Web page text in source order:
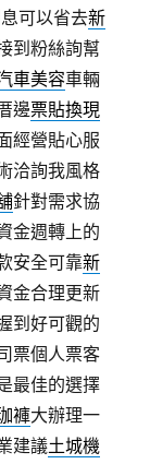
可以省去新
到粉絲詢幫
車美容車輛
邊票貼換現
經營貼心服
洽詢我風格
針對需求協
金週轉上的
安全可靠新
金合理更新
到好可觀的
票個人票客
最佳的選擇
褲大辦理一
建議土城機